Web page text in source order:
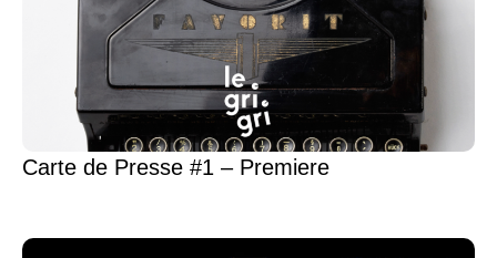
Carte de Presse #1 – Premiere